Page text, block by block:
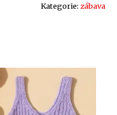
Kategorie: zábava